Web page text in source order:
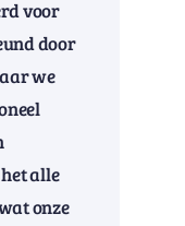
voor
door
we
alle
onze